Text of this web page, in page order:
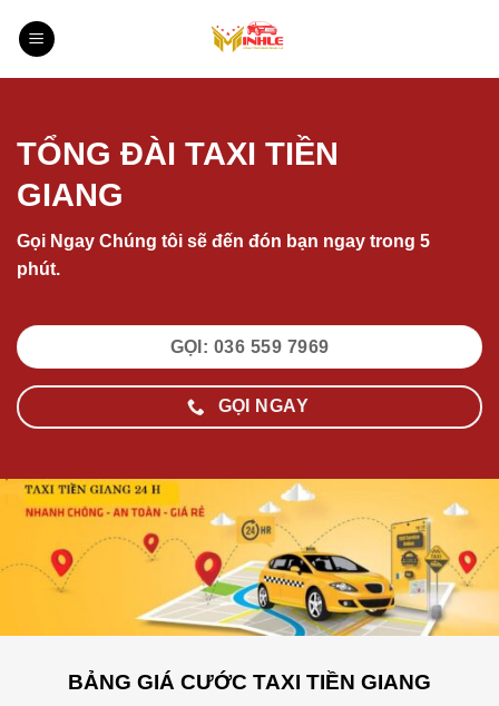
qua
TỔNG ĐÀI TAXI TIỀN
GIANG
Gọi Ngay Chúng tôi sẽ đến đón bạn ngay trong 5
phút.
GỌI: 036 559 7969
GỌI NGAY
BẢNG GIÁ CƯỚC TAXI TIỀN GIANG